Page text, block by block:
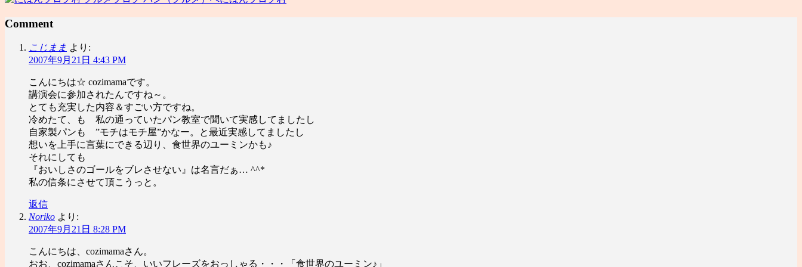
Comment
こじまま より:
2007年9月21日 4:43 PM
こんにちは☆ cozimamaです。
講演会に参加されたんですね～。
とても充実した内容＆すごい方ですね。
冷めたて、も 私の通っていたパン教室で聞いて実感してましたし
自家製パンも ”モチはモチ屋”かなー。と最近実感してましたし
想いを上手に言葉にできる辺り、食世界のユーミンかも♪
それにしても
『おいしさのゴールをブレさせない』は名言だぁ… ^^*
私の信条にさせて頂こうっと。
返信
Noriko より:
2007年9月21日 8:28 PM
こんにちは、cozimamaさん。
おお、cozimamaさんこそ、いいフレーズをおっしゃる・・・「食世界のユーミン♪」